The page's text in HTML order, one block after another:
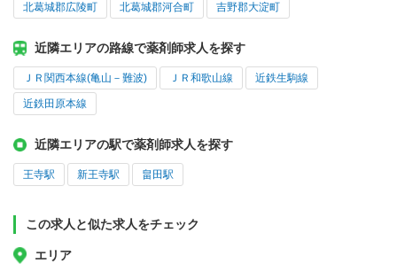
北葛城郡広陵町 北葛城郡河合町 吉野郡大淀町
近隣エリアの路線で薬剤師求人を探す
ＪＲ関西本線(亀山－難波) ＪＲ和歌山線 近鉄生駒線
近鉄田原本線
近隣エリアの駅で薬剤師求人を探す
王寺駅 新王寺駅 畠田駅
この求人と似た求人をチェック
エリア